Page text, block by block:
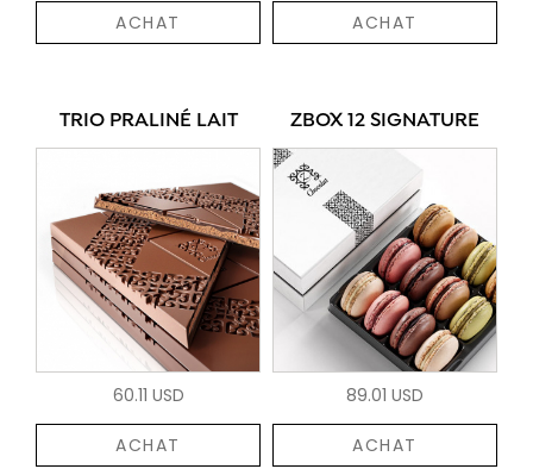
ACHAT ACHAT
TRIO PRALINÉ LAIT
60.11 USD
ACHAT
ZBOX 12 SIGNATURE
89.01 USD
ACHAT